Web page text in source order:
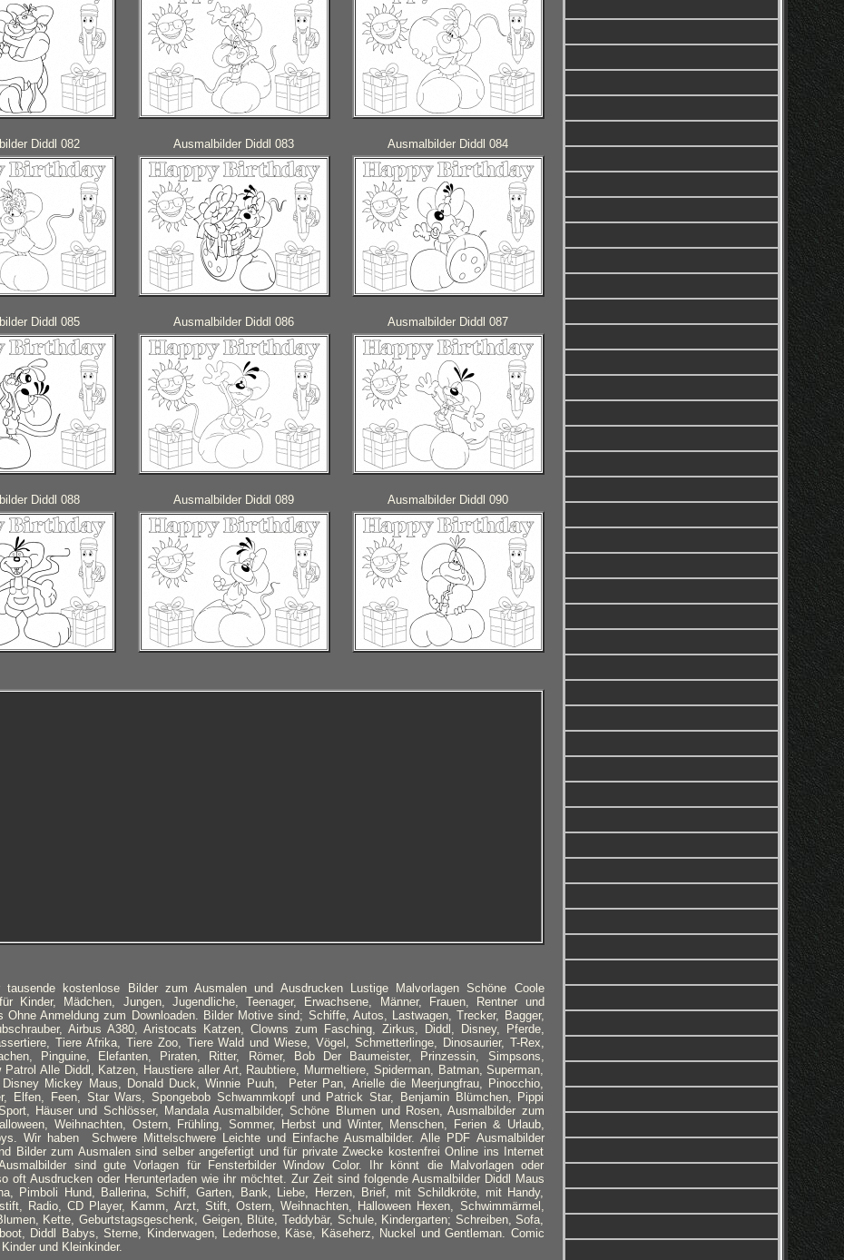
Diddl 082 Ausmalbilder Diddl 083 Ausmalbilder Diddl 084
Diddl 085 Ausmalbilder Diddl 086 Ausmalbilder Diddl 087
Diddl 088 Ausmalbilder Diddl 089 Ausmalbilder Diddl 090
tausende kostenlose Bilder zum Ausmalen und Ausdrucken Lustige Malvorlagen Schöne Coole
Kinder, Mädchen, Jungen, Jugendliche, Teenager, Erwachsene, Männer, Frauen, Rentner und
Ohne Anmeldung zum Downloaden. Bilder Motive sind; Schiffe, Autos, Lastwagen, Trecker, Bagger,
Airbus A380, Aristocats Katzen, Clowns zum Fasching, Zirkus, Diddl, Disney, Pferde,
Tiere Afrika, Tiere Zoo, Tiere Wald und Wiese, Vögel, Schmetterlinge, Dinosaurier, T-Rex,
Pinguine, Elefanten, Piraten, Ritter, Römer, Bob Der Baumeister, Prinzessin, Simpsons,
Patrol Alle Diddl, Katzen, Haustiere aller Art, Raubtiere, Murmeltiere, Spiderman, Batman, Superman,
Disney Mickey Maus, Donald Duck, Winnie Puuh, Peter Pan, Arielle die Meerjungfrau, Pinocchio,
Elfen, Feen, Star Wars, Spongebob Schwammkopf und Patrick Star, Benjamin Blümchen, Pippi
Häuser und Schlösser, Mandala Ausmalbilder, Schöne Blumen und Rosen, Ausmalbilder zum
Weihnachten, Ostern, Frühling, Sommer, Herbst und Winter, Menschen, Ferien & Urlaub,
Wir haben Schwere Mittelschwere Leichte und Einfache Ausmalbilder. Alle PDF Ausmalbilder
Bilder zum Ausmalen sind selber angefertigt und für private Zwecke kostenfrei Online ins Internet
sind gute Vorlagen für Fensterbilder Window Color. Ihr könnt die Malvorlagen oder
oft Ausdrucken oder Herunterladen wie ihr möchtet. Zur Zeit sind folgende AusmalbilderDiddl Maus
Pimboli Hund, Ballerina, Schiff, Garten, Bank, Liebe, Herzen, Brief, mit Schildkröte, mit Handy,
Radio, CD Player, Kamm, Arzt, Stift, Ostern, Weihnachten, Halloween Hexen, Schwimmärmel,
Kette, Geburtstagsgeschenk, Geigen, Blüte, Teddybär, Schule, Kindergarten; Schreiben, Sofa,
Diddl Babys, Sterne, Kinderwagen, Lederhose, Käse, Käseherz, Nuckel und Gentleman. Comic
und Kleinkinder.